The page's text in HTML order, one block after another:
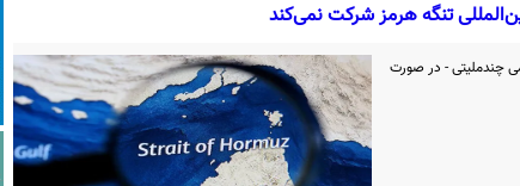
تنگه هرمز شرکت نمی‌کند
چندملیتی - در صورت